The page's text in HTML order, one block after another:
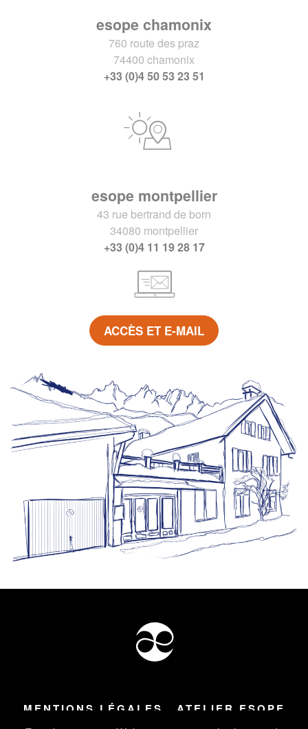
esope chamonix
760 route des praz
74400 chamonix
+33 (0)4 50 53 23 51
esope montpellier
43 rue bertrand de born
34080 montpellier
+33 (0)4 11 19 28 17
ACCÈS ET E-MAIL
MENTIONS LÉGALES ATELIER ESOPE